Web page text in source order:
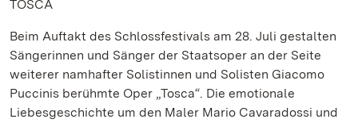
TOSCA
Beim Auftakt des Schlossfestivals am 28. Juli gestalten
Sängerinnen und Sänger der Staatsoper an der Seite
weiterer namhafter Solistinnen und Solisten Giacomo
Puccinis berühmte Oper „Tosca“. Die emotionale
Liebesgeschichte um den Maler Mario Cavaradossi und